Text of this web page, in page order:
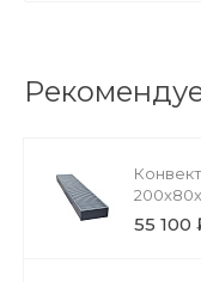
55 100